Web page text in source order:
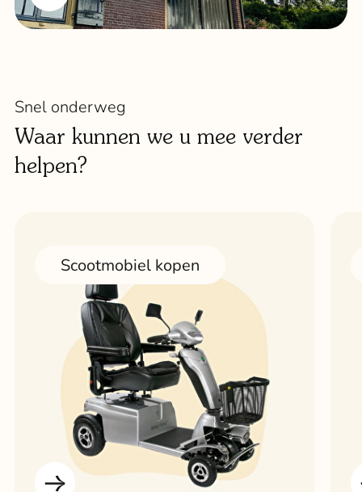
Snel onderweg
Waar kunnen we u mee verder
helpen?
Scootmobiel kopen